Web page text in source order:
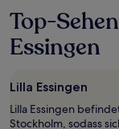
letzten
24 Stunden
für
einen
mit
1 Übernachtung
von
Top-
Essingen
Lilla Essingen
Lilla Essingen
Stockholm, sodass